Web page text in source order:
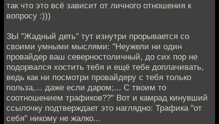
так что это всё зависит от личного отношения к
вопросу :)))
ЗЫ "Жадный деть" тут изнутри прорывается со
своими умными мыслями: "Неужели ни один
провайдер ваш северностоличный, до сих пор не
подорвался хостить тебя и ещё тебе доплачивать,
ведь как ни посмотри провайдеру с тебя только
польза,... даже если даром;... С твоим то
соотношением трафиков??" Вот и камрад кинувший
ссылочку подтверждает это наглядно: Трафика "от
себя" никому не жалко...